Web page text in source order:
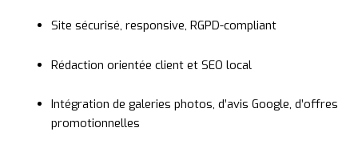
Site sécurisé, responsive, RGPD-compliant
Rédaction orientée client et SEO local
Intégration de galeries photos, d’avis Google, d’offres
promotionnelles